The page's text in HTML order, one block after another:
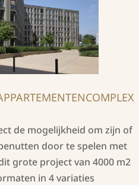
de mogelijkheid om zijn of
door te spelen met
grote project van 4000 m2
in 4 variaties